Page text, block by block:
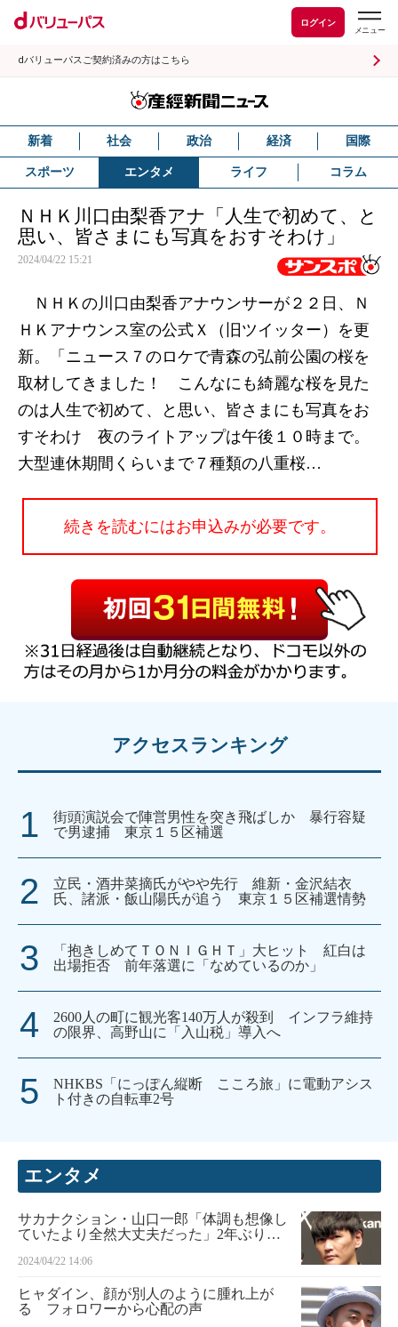
ログイン
dバリューパスご契約済みの方はこちら
新着 社会 政治 経済 国際
スポーツ エンタメ ライフ コラム
ＮＨＫ川口由梨香アナ「人生で初めて、と
思い、皆さまにも写真をおすそわけ」
2024/04/22 15:21
ＮＨＫの川口由梨香アナウンサーが２２日、Ｎ
ＨＫアナウンス室の公式Ｘ（旧ツイッター）を更
新。「ニュース７のロケで青森の弘前公園の桜を
取材してきました！ こんなにも綺麗な桜を見た
のは人生で初めて、と思い、皆さまにも写真をお
すそわけ 夜のライトアップは午後１０時まで。
大型連休期間くらいまで７種類の八重桜…
続きを読むにはお申込みが必要です。
アクセスランキング
街頭演説会で陣営男性を突き飛ばしか 暴行容疑
で男逮捕 東京１５区補選
立民・酒井菜摘氏がやや先行 維新・金沢結衣
氏、諸派・飯山陽氏が追う 東京１５区補選情勢
「抱きしめてＴＯＮＩＧＨＴ」大ヒット 紅白は
出場拒否 前年落選に「なめているのか」
2600人の町に観光客140万人が殺到 インフラ維持
の限界、高野山に「入山税」導入へ
NHKBS「にっぽん縦断 こころ旅」に電動アシス
ト付きの自転車2号
エンタメ
サカナクション・山口一郎「体調も想像し
ていたより全然大丈夫だった」2年ぶりラ
2024/04/22 14:06
ヒャダイン、顔が別人のように腫れ上が
る フォロワーから心配の声